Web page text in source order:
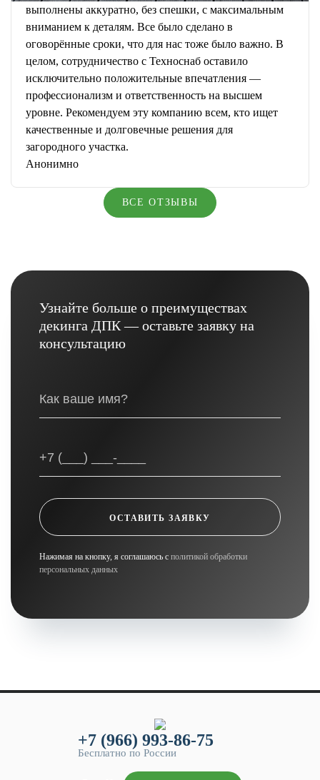
выполнены аккуратно, без спешки, с максимальным
вниманием к деталям. Все было сделано в
оговорённые сроки, что для нас тоже было важно. В
целом, сотрудничество с Техноснаб оставило
исключительно положительные впечатления —
профессионализм и ответственность на высшем
уровне. Рекомендуем эту компанию всем, кто ищет
качественные и долговечные решения для
загородного участка.
Анонимно
ВСЕ ОТЗЫВЫ
Узнайте больше о преимуществах
декинга ДПК — оставьте заявку на
консультацию
ОСТАВИТЬ ЗАЯВКУ
Нажимая на кнопку, я соглашаюсь с политикой обработки
персональных данных
+7 (966) 993-86-75
Бесплатно по России